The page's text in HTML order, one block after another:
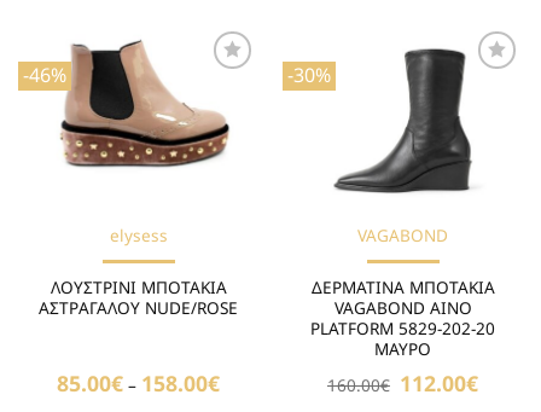
-46%
στη Λίστα
Επιθυμιών
elysess
ΛΟΥΣΤΡΙΝΙ ΜΠΟΤΑΚΙΑ
ΑΣΤΡΑΓΑΛΟΥ NUDE/ROSE
85.00€ – 158.00€Price
range:
-30%
Προσθήκη
στη Λίστα
Επιθυμιών
VAGABOND
ΔΕΡΜΑΤΙΝΑ ΜΠΟΤΑΚΙΑ
VAGABOND AINO
PLATFORM 5829-202-20
ΜΑΥΡΟ
160.00€ Original
price
112.00€Η